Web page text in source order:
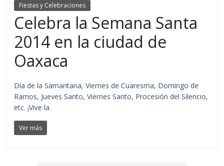
Fiestas y Celebraciones
Celebra la Semana Santa
2014 en la ciudad de
Oaxaca
Día de la Samaritana, Viernes de Cuaresma, Domingo de
Ramos, Jueves Santo, Viernes Santo, Procesión del Silencio,
etc. ¡Vive la
Ver más